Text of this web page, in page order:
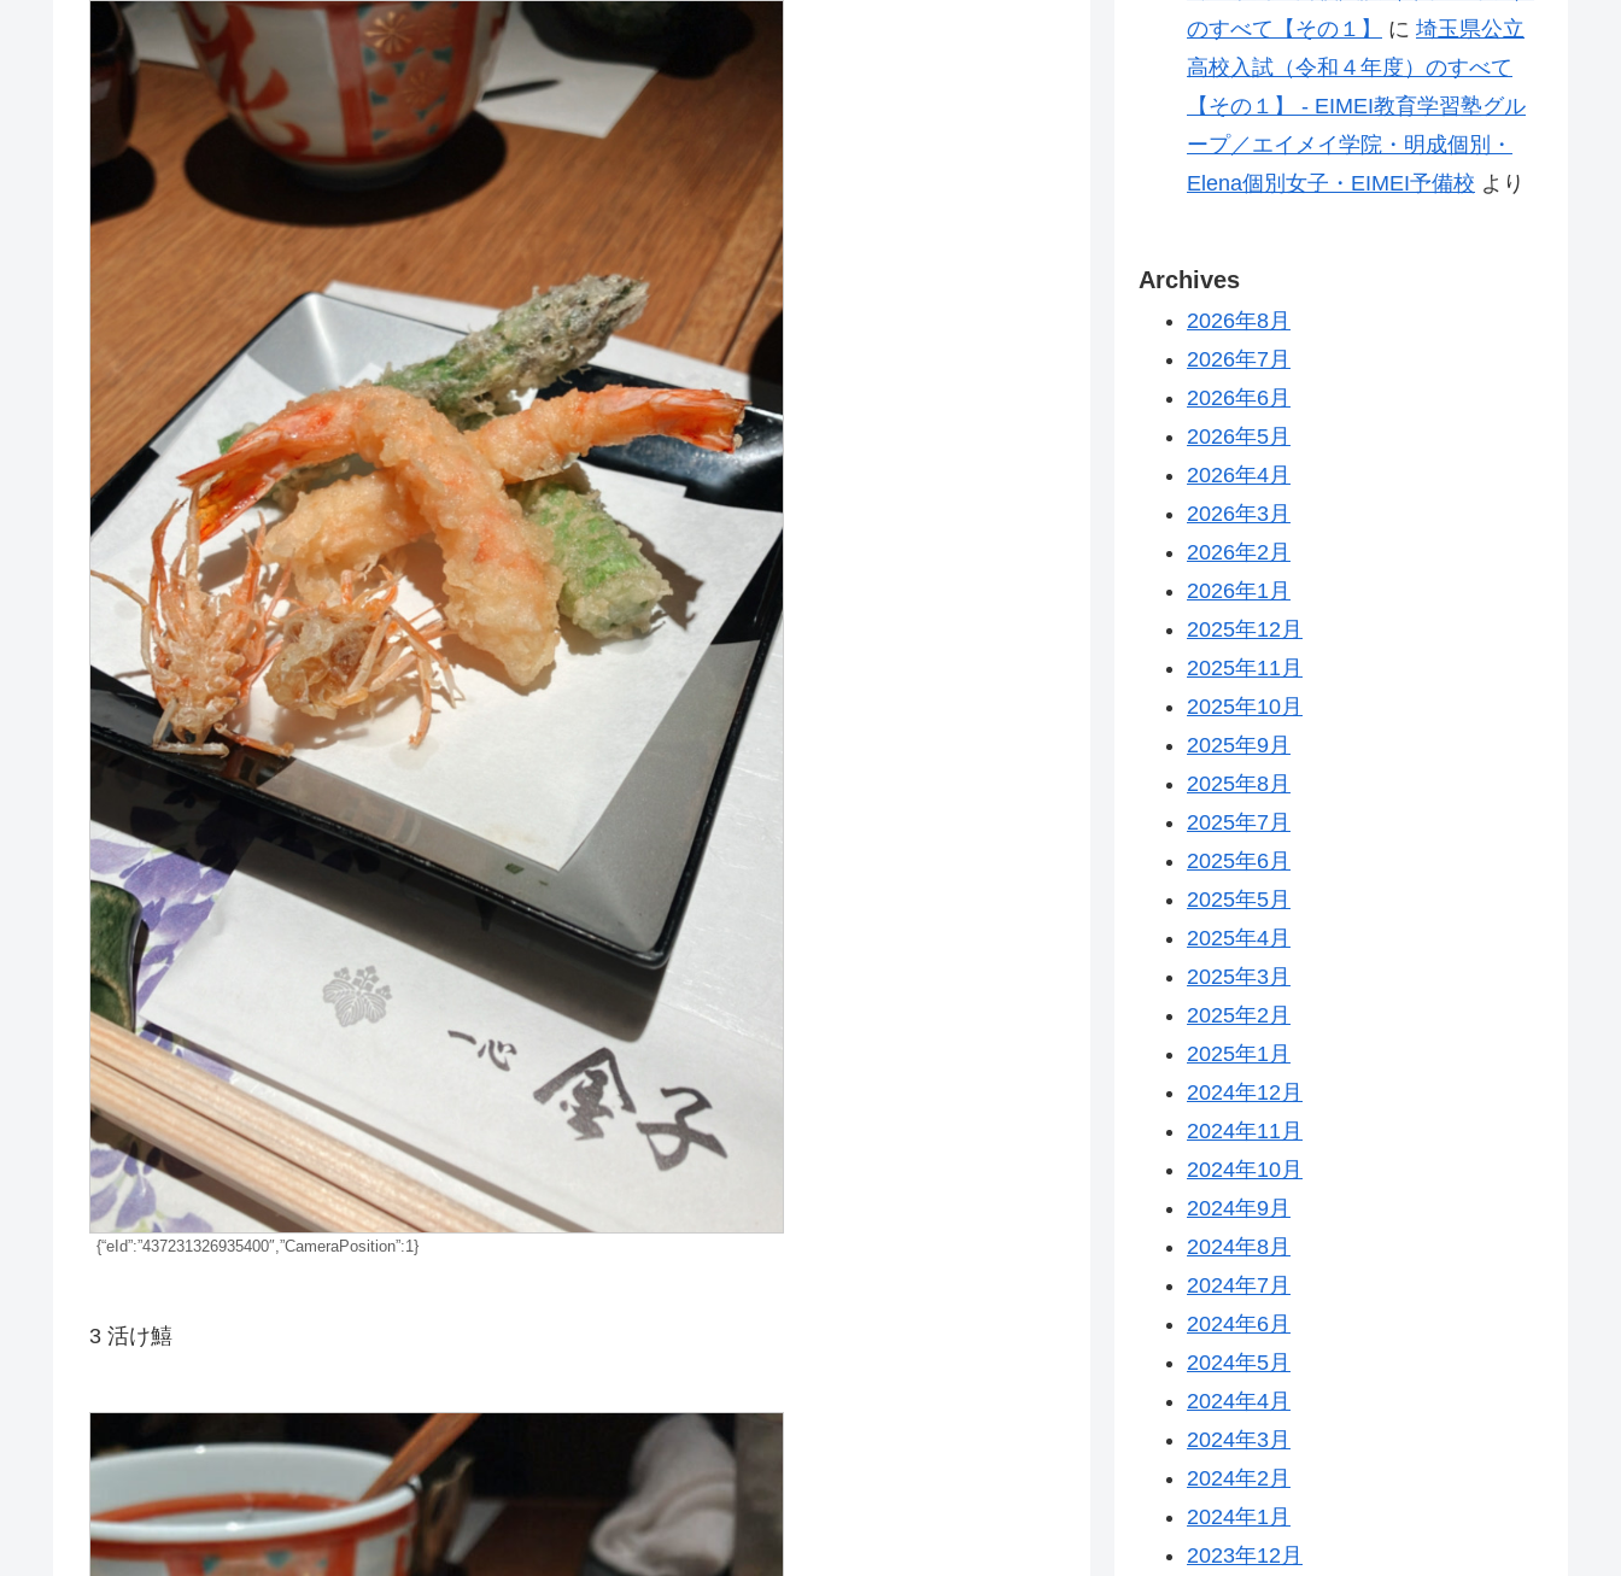
{“eId”:”437231326935400″,”CameraPosition”:1}
3 活け鱚
のすべて【その１】
に 埼玉県公立
高校入試（令和４年度）のすべて
【その１】 - EIMEI教育学習塾グル
ープ／エイメイ学院・明成個別・
Elena個別女子・EIMEI予備校 より
Archives
2026年8月
2026年7月
2026年6月
2026年5月
2026年4月
2026年3月
2026年2月
2026年1月
2025年12月
2025年11月
2025年10月
2025年9月
2025年8月
2025年7月
2025年6月
2025年5月
2025年4月
2025年3月
2025年2月
2025年1月
2024年12月
2024年11月
2024年10月
2024年9月
2024年8月
2024年7月
2024年6月
2024年5月
2024年4月
2024年3月
2024年2月
2024年1月
2023年12月